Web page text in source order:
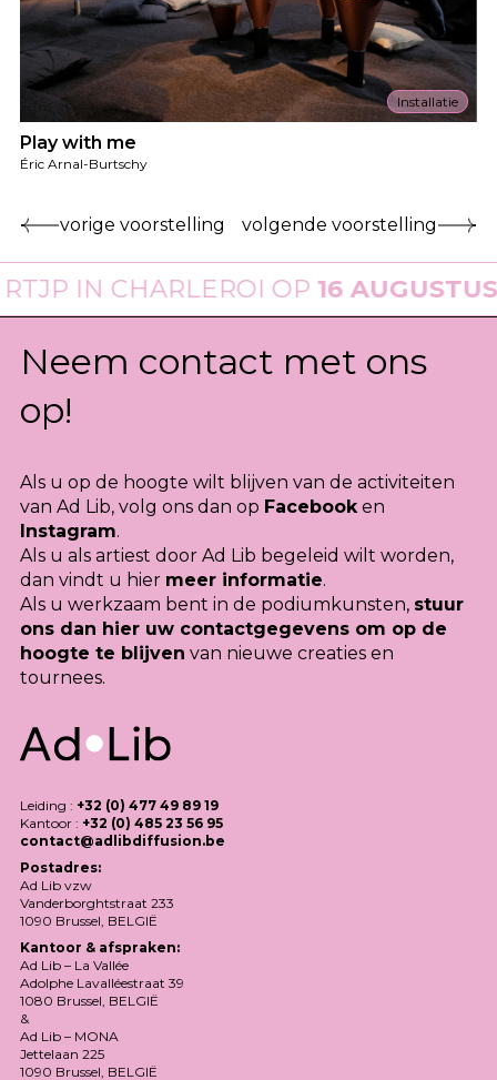
Installatie
Play with me
Éric Arnal-Burtschy
vorige voorstelling volgende voorstelling
IN CHARLEROI OP16 AUGUSTUS
Neem contact met ons
op!
Als u op de hoogte wilt blijven van de activiteiten
van Ad Lib, volg ons dan op Facebooken
Instagram.
Als u als artiest door Ad Lib begeleid wilt worden,
dan vindt u hier meer informatie.
Als u werkzaam bent in de podiumkunsten, stuur
ons dan hier uw contactgegevens om op de
hoogte te blijven van nieuwe creaties en
tournees.
Leiding : +32 (0) 477 49 89 19
Kantoor : +32 (0) 485 23 56 95
contact@adlibdiffusion.be
Postadres:
Ad Lib vzw
Vanderborghtstraat 233
1090 Brussel, BELGIË
Kantoor & afspraken:
Ad Lib – La Vallée
Adolphe Lavalléestraat 39
1080 Brussel, BELGIË
&
Ad Lib – MONA
Jettelaan 225
1090 Brussel, BELGIË